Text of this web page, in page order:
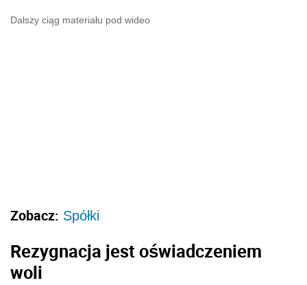
Dalszy ciąg materiału pod wideo
Zobacz: Spółki
Rezygnacja jest oświadczeniem
woli